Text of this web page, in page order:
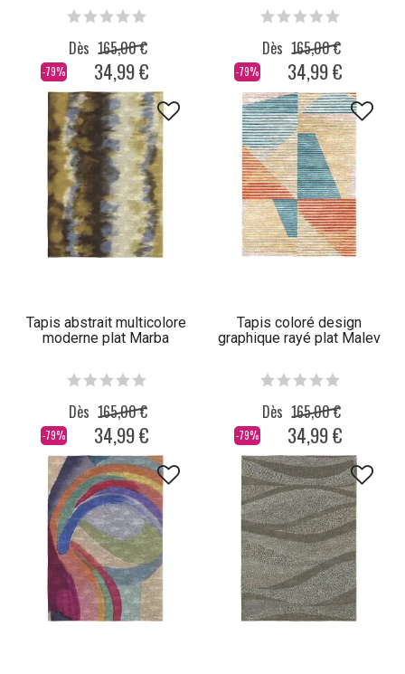
-79%
Dès 165,00 €
34,99 € -79%
Dès 165,00 €
34,99 €
Tapis abstrait multicolore
moderne plat Marba
-79%
Dès 165,00 €
34,99 €
Tapis coloré design
graphique rayé plat Malev
-79%
Dès 165,00 €
34,99 €